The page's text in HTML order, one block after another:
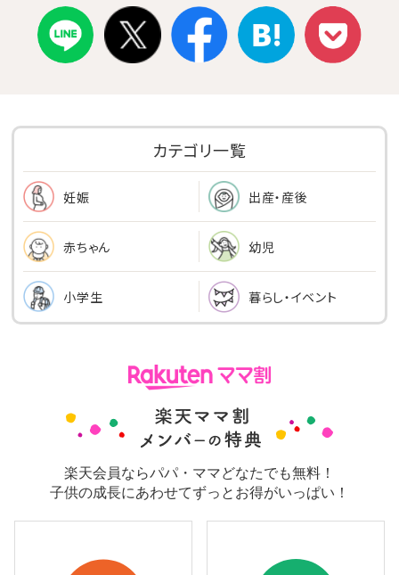
カテゴリ一覧
妊娠 出産・産後
赤ちゃん 幼児
小学生 暮らし・イベント
楽天会員ならパパ・ママどなたでも無料！
子供の成長にあわせてずっとお得がいっぱい！